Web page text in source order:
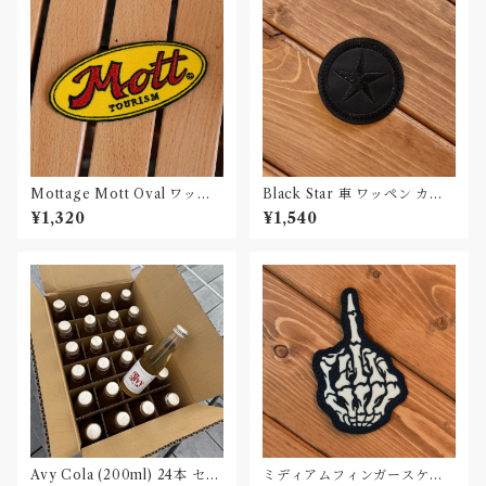
Mottage Mott Oval ワッペ
ン 刺繍 Patch
¥1,320
Black Star 車 ワッペン カー
パッチ
¥1,540
Avy Cola (200ml) 24本 セッ
ミディアムフィンガースケル